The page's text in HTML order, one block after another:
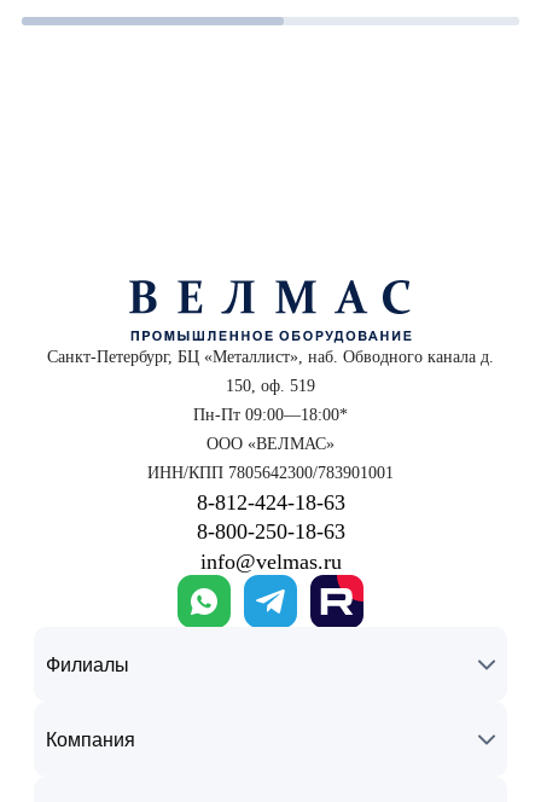
Санкт-Петербург, БЦ «Металлист», наб. Обводного канала д.
150, оф. 519
Пн-Пт 09:00—18:00*
ООО «ВЕЛМАС»
ИНН/КПП 7805642300/783901001
8‑812‑424‑18‑63
8‑800‑250‑18‑63
info@velmas.ru
Филиалы
Компания